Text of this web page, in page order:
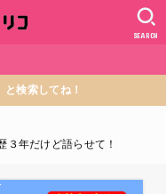
SEARCH
検索してね！
３年だけど語らせて！